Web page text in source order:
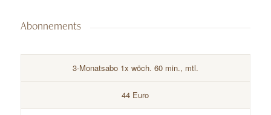
Abonnements
3-Monatsabo 1x wöch. 60 min., mtl.
44 Euro